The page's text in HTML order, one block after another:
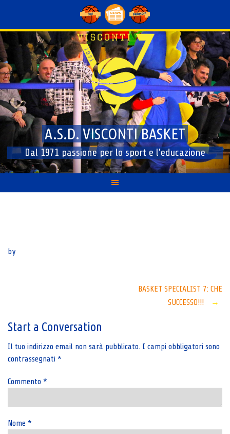
content
A.S.D. VISCONTI BASKET
Dal 1971 passione per lo sport e l'educazione
by
BASKET SPECIALIST 7: CHE
SUCCESSO!!!
→
Start a Conversation
Il tuo indirizzo email non sarà pubblicato. I campi obbligatori sono
contrassegnati *
Commento *
Nome *